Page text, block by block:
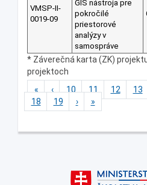
VMSP-II-
0019-09
GIS nástroja pre
pokročilé
priestorové
analýzy v
samospráve
* Záverečná karta (ZK)
projektoch
«
‹ 10 11 12 13
18
19 › »